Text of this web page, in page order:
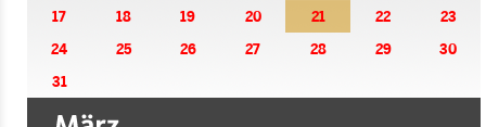
17
18 19 20 21 22
23
24
25 26 27 28 29
30
31